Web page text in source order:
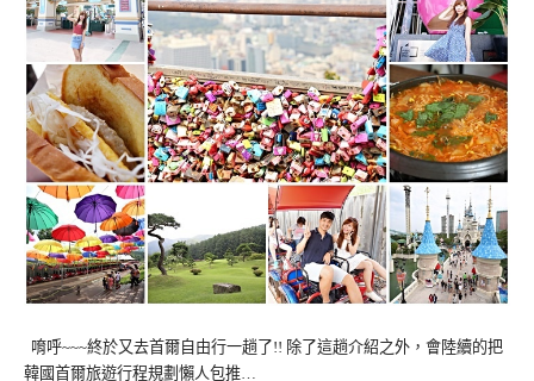
唷呼~~~終於又去首爾自由行一趟了!! 除了這趟介紹之外，會陸續的把
韓國首爾旅遊行程規劃懶人包推…